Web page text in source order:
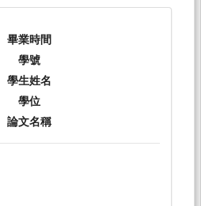
4
4
畢業時間
學號
學生姓名
學位
論文名稱